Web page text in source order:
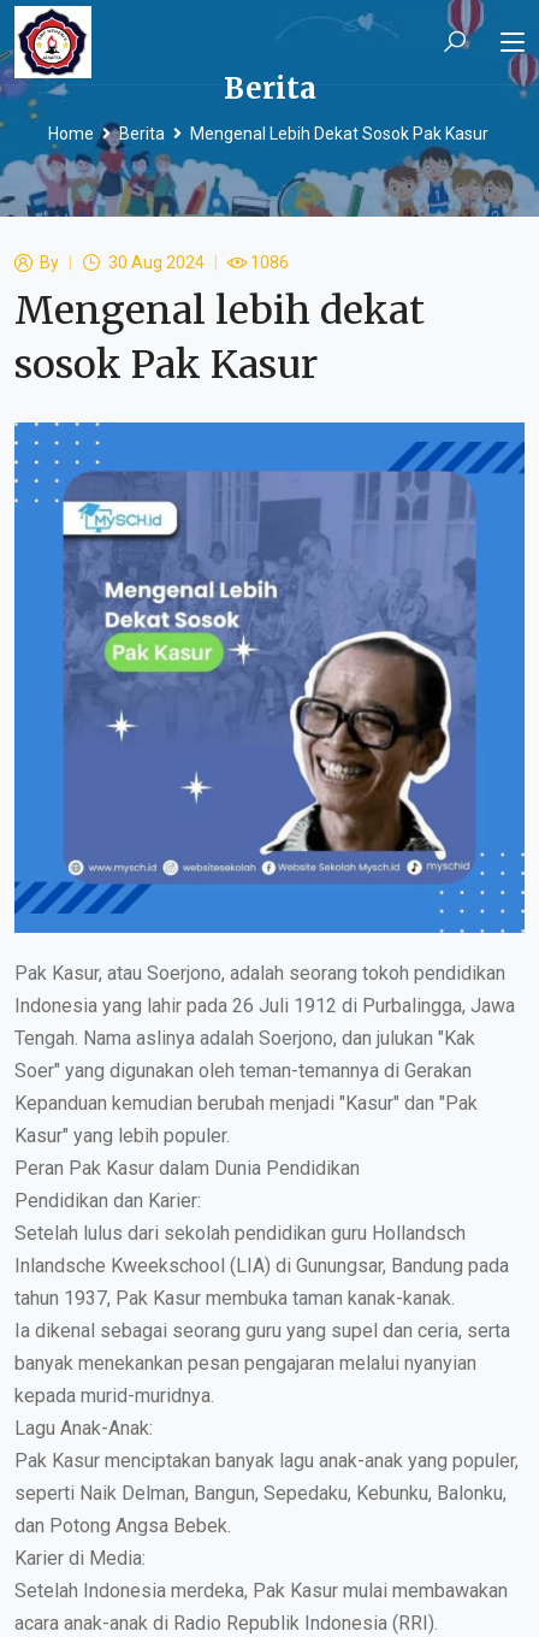
Berita
Home Berita Mengenal Lebih Dekat Sosok Pak Kasur
By 30 Aug 2024 1086
Mengenal lebih dekat
sosok Pak Kasur
Pak Kasur, atau Soerjono, adalah seorang tokoh pendidikan
Indonesia yang lahir pada 26 Juli 1912 di Purbalingga, Jawa
Tengah. Nama aslinya adalah Soerjono, dan julukan "Kak
Soer" yang digunakan oleh teman-temannya di Gerakan
Kepanduan kemudian berubah menjadi "Kasur" dan "Pak
Kasur" yang lebih populer.
Peran Pak Kasur dalam Dunia Pendidikan
Pendidikan dan Karier:
Setelah lulus dari sekolah pendidikan guru Hollandsch
Inlandsche Kweekschool (LIA) di Gunungsar, Bandung pada
tahun 1937, Pak Kasur membuka taman kanak-kanak.
Ia dikenal sebagai seorang guru yang supel dan ceria, serta
banyak menekankan pesan pengajaran melalui nyanyian
kepada murid-muridnya.
Lagu Anak-Anak:
Pak Kasur menciptakan banyak lagu anak-anak yang populer,
seperti Naik Delman, Bangun, Sepedaku, Kebunku, Balonku,
dan Potong Angsa Bebek.
Karier di Media:
Setelah Indonesia merdeka, Pak Kasur mulai membawakan
acara anak-anak di Radio Republik Indonesia (RRI).